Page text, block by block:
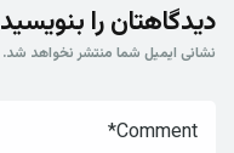
دیدگاهتان را بنویسید
نشانی ایمیل شما منتشر نخواهد شد.